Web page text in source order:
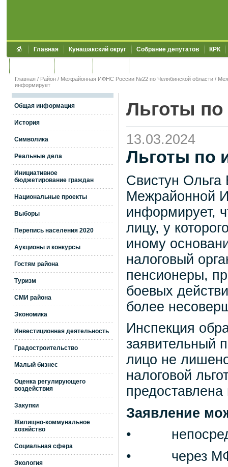
Главная Кунашакский округ Собрание депутатов КРК
Главная / Район / Межрайонная ИФНС России №22 по Челябинской области /
информирует
Общая информация
История
Символика
Реальные дела
Инициативное
бюджетирование граждан
Национальные проекты
Выборы
Перепись населения 2020
Аукционы и конкурсы
Гостям района
Туризм
СМИ района
Экономика
Инвестиционная деятельность
Градостроительство
Малый бизнес
Оценка регулирующего
воздействия
Закупки
Жилищно-коммунальное
хозяйство
Социальная сфера
Экология
Льготы
13.03.2024
Льготы по
Свистун Ольга
Межрайонной
информирует,
лицу, у
иному
налоговый
пенсионеры,
боевых
более
Инспекция
заявительный
лицо не
налоговой
Заявление
•
• через